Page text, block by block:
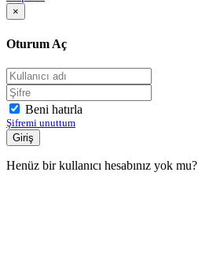
×
Oturum Aç
Beni hatırla
Şifremi unuttum
Henüz bir kullanıcı hesabınız yok mu?